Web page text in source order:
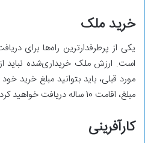
خرید ملک
یکی از پرطرفدارترین راه‌ها برای
مورد قبلی، باید بتوانید مبلغ خرید
مبلغ، اقامت 10 ساله دریافت خواهید کرد.
کارآفرینی